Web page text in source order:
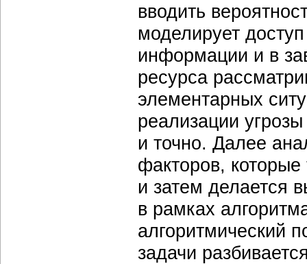
вводить
моделирует
информации и в
ресурса
элементарных
реализации
и точно. Далее
факторов,
и затем делается
в рамках
алгоритмический
задачи